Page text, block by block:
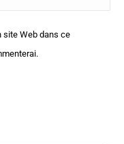
site Web dans ce